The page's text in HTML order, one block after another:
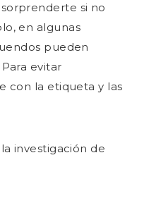
si no
en algunas
pueden
evitar
con la etiqueta y las
investigación de